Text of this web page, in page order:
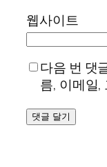
웹사이트
다음 번 댓
름, 이메일,